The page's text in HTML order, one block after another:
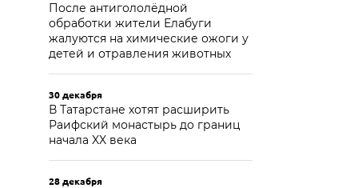
После антигололёдной
обработки жители Елабуги
жалуются на химические ожоги у
детей и отравления животных
30 декабря
В Татарстане хотят расширить
Раифский монастырь до границ
начала XX века
28 декабря